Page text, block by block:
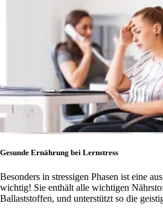
Gesunde Ernährung bei Lernstress
Besonders in stressigen Phasen ist eine
wichtig! Sie enthält alle wichtigen
Ballaststoffen, und unterstützt so die